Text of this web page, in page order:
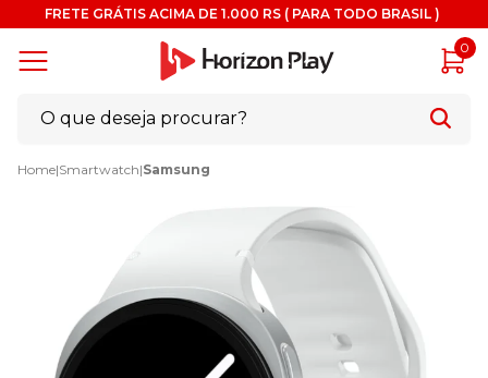
FRETE GRÁTIS ACIMA DE 1.000 RS ( PARA TODO BRASIL )
0
Home|Smartwatch|Samsung